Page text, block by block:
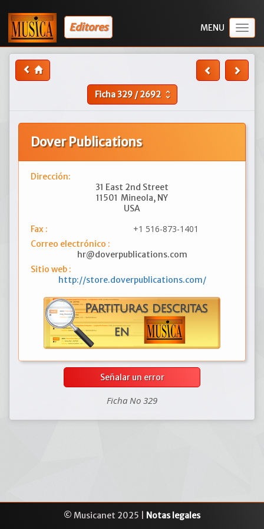
Editores
Ficha329/2692 unfold_more
Dover Publications
Dirección:
31 East 2nd Street
11501 Mineola, NY
USA
Fax :
+1 516-873-1401
Correo electrónico :
hr@doverpublications.com
Sitio web :
http://store.doverpublications.com/
Señalar un error
Ficha No 329
© Musicanet 2025 | Notas legales